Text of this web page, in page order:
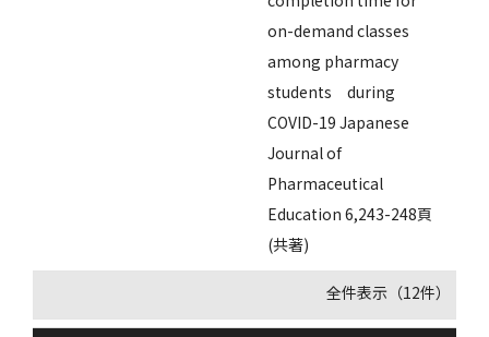
on-demand classes
among pharmacy
students during
COVID-19 Japanese
Journal of
Pharmaceutical
Education 6,243-248頁
(共著)
全件表示（12件）